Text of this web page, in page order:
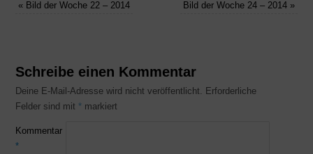
«Bild der Woche 22 – 2014 Bild der Woche 24 – 2014 »
Schreibe einen Kommentar
Deine E-Mail-Adresse wird nicht veröffentlicht. Erforderliche
Felder sind mit * markiert
Kommentar
*